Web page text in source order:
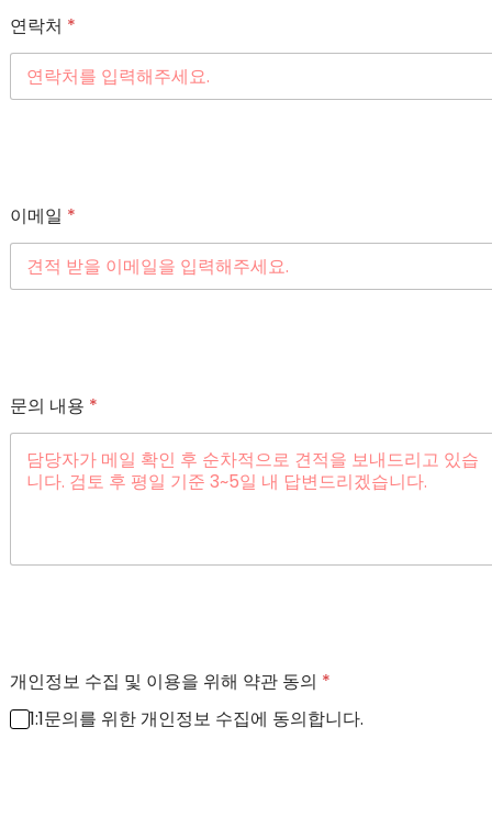
연락처 *
이메일 *
문의 내용 *
개인정보 수집 및 이용을 위해 약관 동의 *
1:1문의를 위한 개인정보 수집에 동의합니다.